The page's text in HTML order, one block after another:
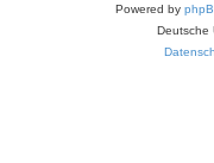
Powered by
Deutsche